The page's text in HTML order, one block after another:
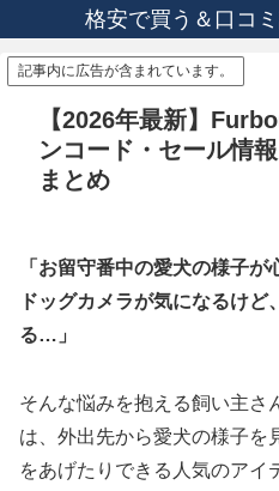
格安で買う＆口コ
記事内に広告が含まれています。
【2026年最新】
ンコード・セール情
まとめ
「お留守番中の愛犬の様子
ドッグカメラが気になるけ
る…」
そんな悩みを抱える飼い主さ
は、外出先から愛犬の様子を
をあげたりできる人気のアイ